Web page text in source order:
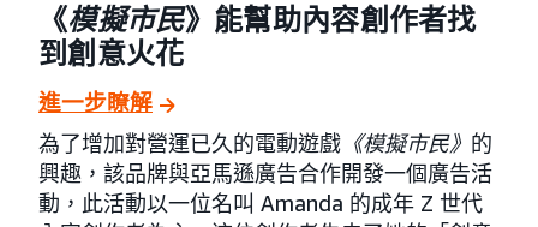
《模擬市民》能幫助內容創作者找
到創意火花
進一步瞭解
為了增加對營運已久的電動遊戲 《模擬市民》 的
興趣，該品牌與亞馬遜廣告合作開發一個廣告活
動，此活動以一位名叫 Amanda 的成年 Z 世代